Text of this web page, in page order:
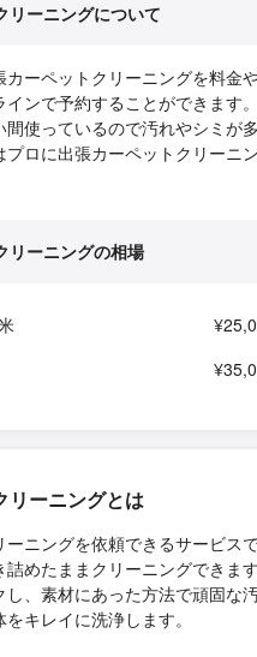
リーニングについて
ーペットクリーニングを料金
インで予約することができます
使っているので汚れやシミが
ロに出張カーペットクリーニ
リーニングの相場
リーニングとは
ーニングを依頼できるサービス
めたままクリーニングできま
、素材にあった方法で頑固な
キレイに洗浄します。